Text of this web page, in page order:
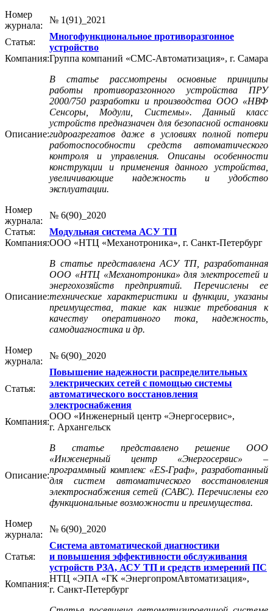
Номер
журнала:
№ 1(91)_2021
Статья:
Многофункциональное противоразгонное
устройство
Компания:Группа компаний «СМС-Автоматизация», г. Самара
Описание:
В статье рассмотрены основные принципы
работы противоразгонного устройства ПРУ
2000/750 разработки и производства ООО «НВФ
Сенсоры, Модули, Системы». Данный класс
устройств предназначен для безопасной остановки
гидроагрегатов даже в условиях полной потери
работоспособности средств автоматического
контроля и управления. Описаны особенности
конструкции и применения данного устройства,
увеличивающие надежность и удобство
эксплуатации.
Номер
журнала:
№ 6(90)_2020
Статья:
Модульная система АСУ ТП
Компания:ООО «НТЦ «Механотроника», г. Санкт-Петербург
Описание:
В статье представлена АСУ ТП, разработанная
ООО «НТЦ «Механотроника» для электросетей и
энергохозяйств предприятий. Перечислены ее
технические характеристики и функции, указаны
преимущества, такие как низкие требования к
качеству оперативного тока, надежность,
самодиагностика и др.
Номер
журнала:
№ 6(90)_2020
Статья:
Повышение надежности распределительных
электрических сетей с помощью системы
автоматического восстановления
электроснабжения
Компания:
ООО «Инженерный центр «Энергосервис»,
г. Архангельск
Описание:
В статье представлено решение ООО
«Инженерный центр «Энергосервис» –
программный комплекс «ES-Граф», разработанный
для систем автоматического восстановления
электроснабжения сетей (САВС). Перечислены его
функциональные возможности и преимущества.
Номер
журнала:
№ 6(90)_2020
Статья:
Система автоматической диагностики
и повышения эффективности обслуживания
устройств РЗА, АСУ ТП и средств измерений ПС
Компания:
НТЦ «ЭПА «ГК «ЭнергопромАвтоматизация»,
г. Санкт-Петербург